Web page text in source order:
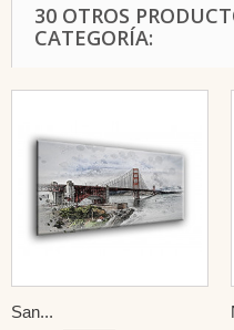
30 OTROS
CATEGORÍA:
San...